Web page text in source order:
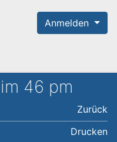
Anmelden
46 pm
Zurück
Drucken